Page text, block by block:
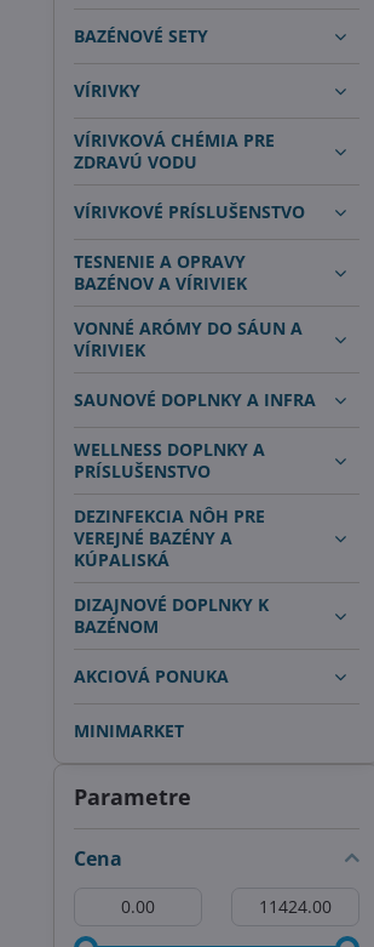
Parametre
Cena
Do:
BAZÉNOVÉ SETY
VÍRIVKY
VÍRIVKOVÁ CHÉMIA PRE
ZDRAVÚ VODU
VÍRIVKOVÉ PRÍSLUŠENSTVO
TESNENIE A OPRAVY
BAZÉNOV A VÍRIVIEK
VONNÉ ARÓMY DO SÁUN A
VÍRIVIEK
SAUNOVÉ DOPLNKY A INFRA
WELLNESS DOPLNKY A
PRÍSLUŠENSTVO
DEZINFEKCIA NÔH PRE
VEREJNÉ BAZÉNY A
KÚPALISKÁ
DIZAJNOVÉ DOPLNKY K
BAZÉNOM
AKCIOVÁ PONUKA
MINIMARKET